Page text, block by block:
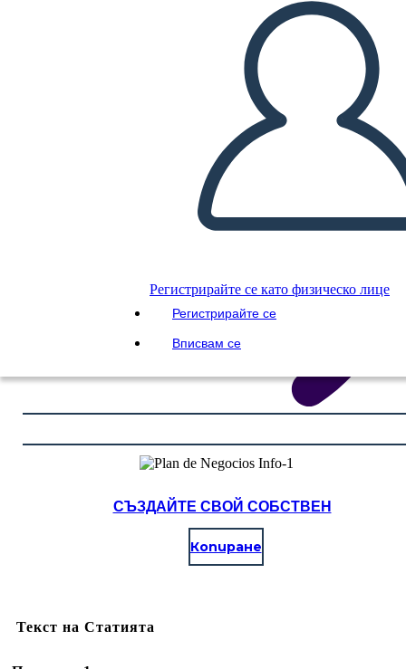
Регистрирайте се като физическо лице
Регистрирайте се
Вписвам се
ПУСКАНЕ НА СЛАЙДШОУ
ЧЕТИ МИ
СЪЗДАЙТЕ СВОЙ СОБСТВЕН
Копиране
Текст на Статията